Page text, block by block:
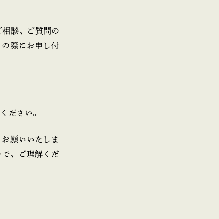
談、ご質問の
際にお申し付
ださい。
願いいたしま
、ご理解くだ